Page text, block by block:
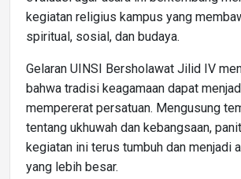
kegiatan religius kampus yang
spiritual, sosial, dan budaya.
Gelaran UINSI Bersholawat Jilid IV
bahwa tradisi keagamaan dapat
mempererat persatuan. Mengusung
tentang ukhuwah dan kebangsaan,
kegiatan ini terus tumbuh dan menjadi
yang lebih besar.